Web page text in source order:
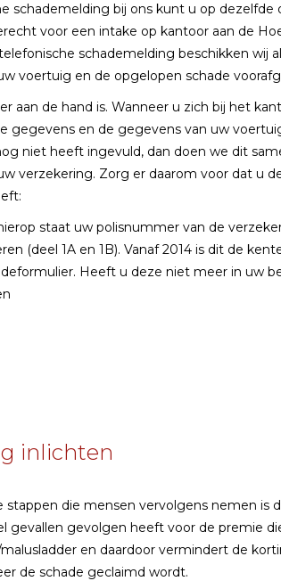
schademelding bij ons kunt u op dezelfde
voor een intake op kantoor aan de
schademelding beschikken wij
voertuig en de opgelopen schade
aan de hand is. Wanneer u zich bij het
gegevens en de gegevens van uw
niet heeft ingevuld, dan doen we dit
verzekering. Zorg er daarom voor dat u
staat uw polisnummer van de
(deel 1A en 1B). Vanaf 2014 is dit de
Heeft u deze niet meer in uw
inlichten
stappen die mensen vervolgens nemen is
gevallen gevolgen heeft voor de premie
en daardoor vermindert de
de schade geclaimd wordt.